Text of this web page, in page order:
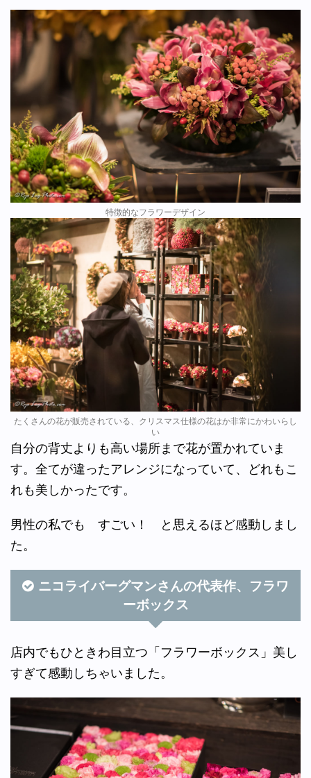
特徴的なフラワーデザイン
たくさんの花が販売されている、クリスマス仕様の花はか非常にかわいらし
い
自分の背丈よりも高い場所まで花が置かれていま
す。全てが違ったアレンジになっていて、どれもこ
れも美しかったです。
男性の私でも すごい！ と思えるほど感動しまし
た。
ニコライバーグマンさんの代表作、フラワ
ーボックス
店内でもひときわ目立つ「フラワーボックス」美し
すぎて感動しちゃいました。